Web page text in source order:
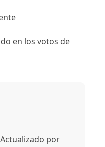
en los votos de
por